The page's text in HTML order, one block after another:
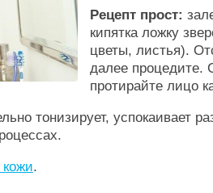
Рецепт прост:
кипятка ложку
цветы, листья).
далее процедите.
протирайте лицо
тонизирует, успокаивает
.